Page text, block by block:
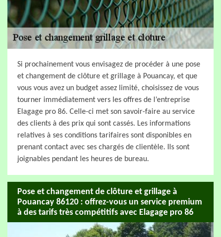
Si prochainement vous envisagez de procéder à une pose
et changement de clôture et grillage à Pouancay, et que
vous vous avez un budget assez limité, choisissez de vous
tourner immédiatement vers les offres de l’entreprise
Elagage pro 86. Celle-ci met son savoir-faire au service
des clients à des prix qui sont cassés. Les informations
relatives à ses conditions tarifaires sont disponibles en
prenant contact avec ses chargés de clientèle. Ils sont
joignables pendant les heures de bureau.
Pose et changement de clôture et grillage à
Pouancay 86120 : offrez-vous un service premium
à des tarifs très compétitifs avec Elagage pro 86